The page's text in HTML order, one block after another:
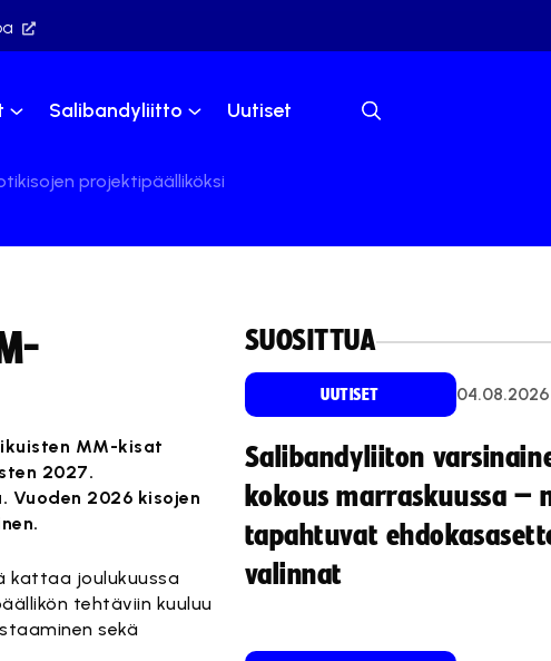
Salibandyliitto Uutiset
projektipäälliköksi
MM-kisat
2027.
2026 kisojen
kattaa joulukuussa
tehtäviin kuuluu
sekä
SUOSITTUA
UUTISET 04.08.2026
Salibandyliiton
kokous marraskuussa –
tapahtuvat
valinnat